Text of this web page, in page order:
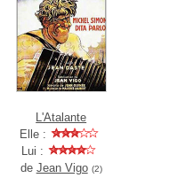
L'Atalante
Elle :
Lui :
de Jean Vigo (2)